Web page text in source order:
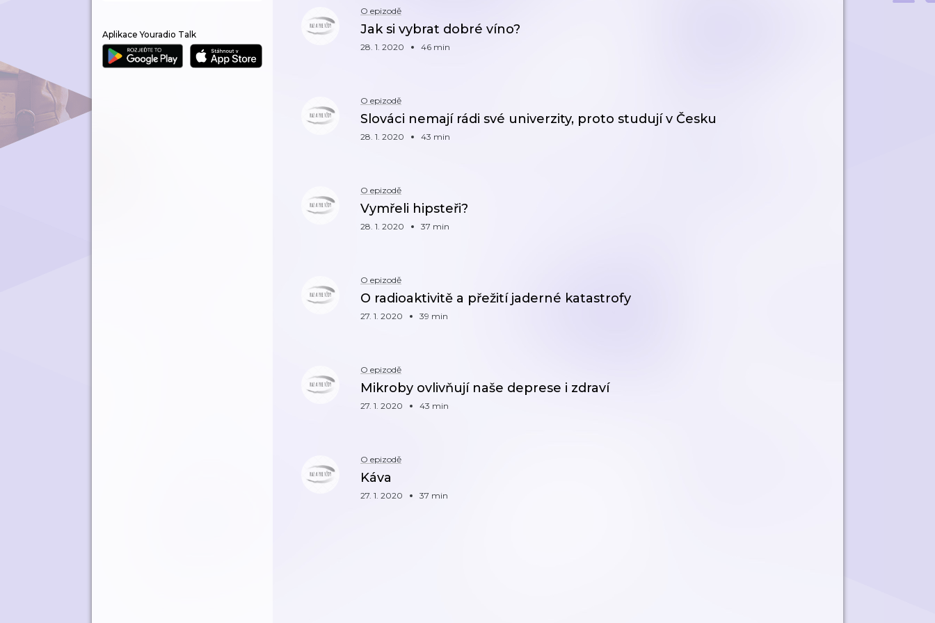
Aplikace Youradio Talk
O epizodě
Jak si vybrat dobré víno?
28. 1. 2020 46 min
O epizodě
Slováci nemají rádi své univerzity, proto studují v Česku
28. 1. 2020 43 min
O epizodě
Vymřeli hipsteři?
28. 1. 2020 37 min
O epizodě
O radioaktivitě a přežití jaderné katastrofy
27. 1. 2020 39 min
O epizodě
Mikroby ovlivňují naše deprese i zdraví
27. 1. 2020 43 min
O epizodě
Káva
27. 1. 2020 37 min